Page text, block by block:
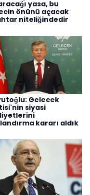
yasa, bu
önünü açacak
niteliğindedir
Gelecek
siyasi
kararı aldık